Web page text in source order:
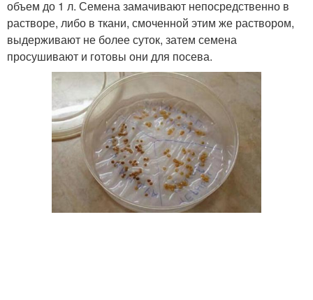
объем до 1 л. Семена замачивают непосредственно в
растворе, либо в ткани, смоченной этим же раствором,
выдерживают не более суток, затем семена
просушивают и готовы они для посева.